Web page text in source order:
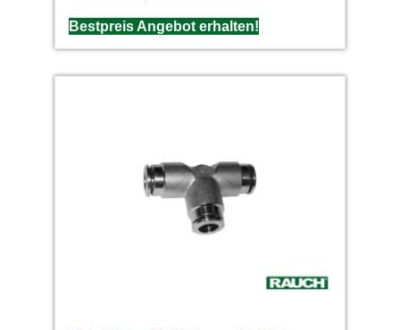
Bestpreis Angebot erhalten!